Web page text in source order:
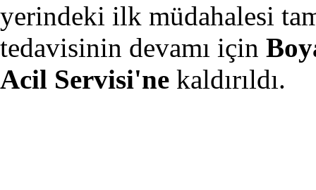
yerindeki ilk müdahalesi
tedavisinin devamı için
Acil Servisi'ne kaldırıldı.